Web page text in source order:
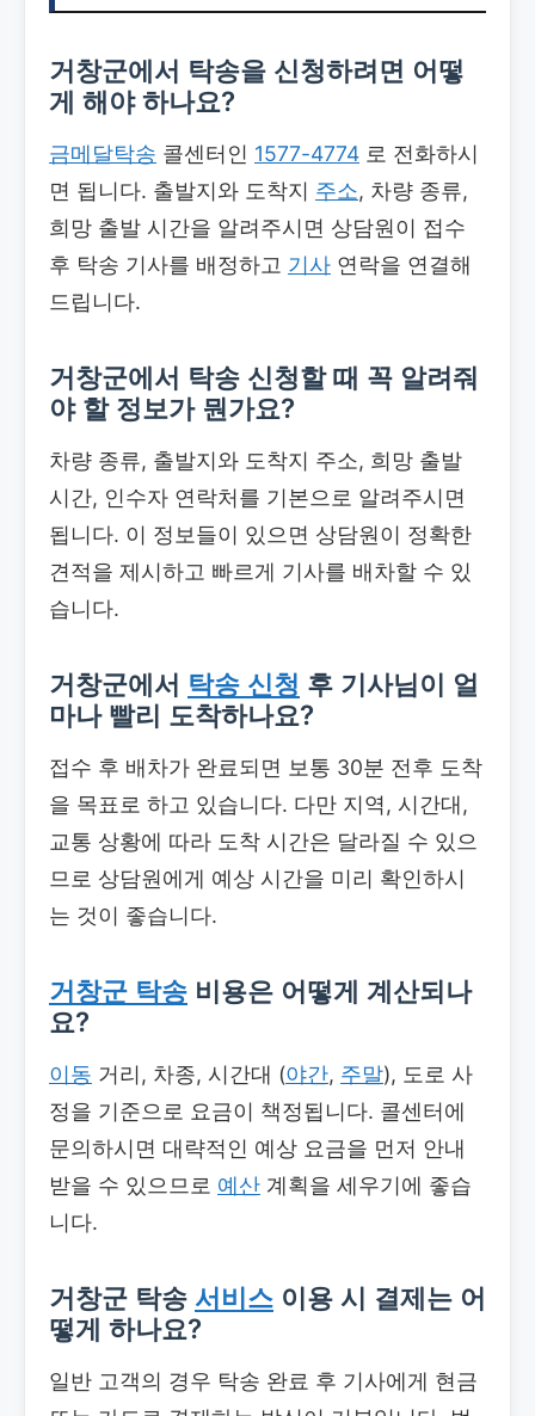
거창군에서 탁송을 신청하려면 어떻
게 해야 하나요?
금메달탁송 콜센터인 1577-4774 로 전화하시
면 됩니다. 출발지와 도착지 주소, 차량 종류,
희망 출발 시간을 알려주시면 상담원이 접수
후 탁송 기사를 배정하고 기사 연락을 연결해
드립니다.
거창군에서 탁송 신청할 때 꼭 알려줘
야 할 정보가 뭔가요?
차량 종류, 출발지와 도착지 주소, 희망 출발
시간, 인수자 연락처를 기본으로 알려주시면
됩니다. 이 정보들이 있으면 상담원이 정확한
견적을 제시하고 빠르게 기사를 배차할 수 있
습니다.
거창군에서 탁송 신청 후 기사님이 얼
마나 빨리 도착하나요?
접수 후 배차가 완료되면 보통 30분 전후 도착
을 목표로 하고 있습니다. 다만 지역, 시간대,
교통 상황에 따라 도착 시간은 달라질 수 있으
므로 상담원에게 예상 시간을 미리 확인하시
는 것이 좋습니다.
거창군 탁송 비용은 어떻게 계산되나
요?
이동 거리, 차종, 시간대 (야간, 주말), 도로 사
정을 기준으로 요금이 책정됩니다. 콜센터에
문의하시면 대략적인 예상 요금을 먼저 안내
받을 수 있으므로 예산 계획을 세우기에 좋습
니다.
거창군 탁송 서비스 이용 시 결제는 어
떻게 하나요?
일반 고객의 경우 탁송 완료 후 기사에게 현금